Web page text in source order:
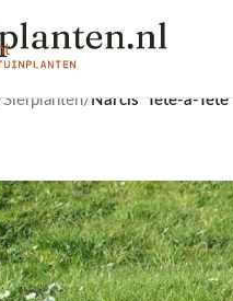
Sierplanten/Narcis ‘Tête-à-Tête’